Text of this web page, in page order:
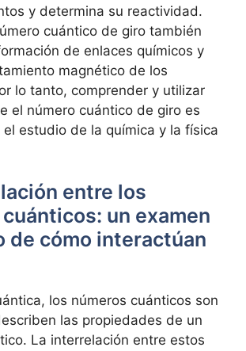
y determina su reactividad.
cuántico de giro también
de enlaces químicos y
magnético de los
lo tanto, comprender y utilizar
el número cuántico de giro es
el estudio de la química y la física
entre los
un examen
de cómo interactúan
los números cuánticos son
las propiedades de un
La interrelación entre estos